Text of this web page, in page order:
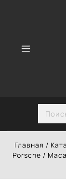
Главная /
Porsche /